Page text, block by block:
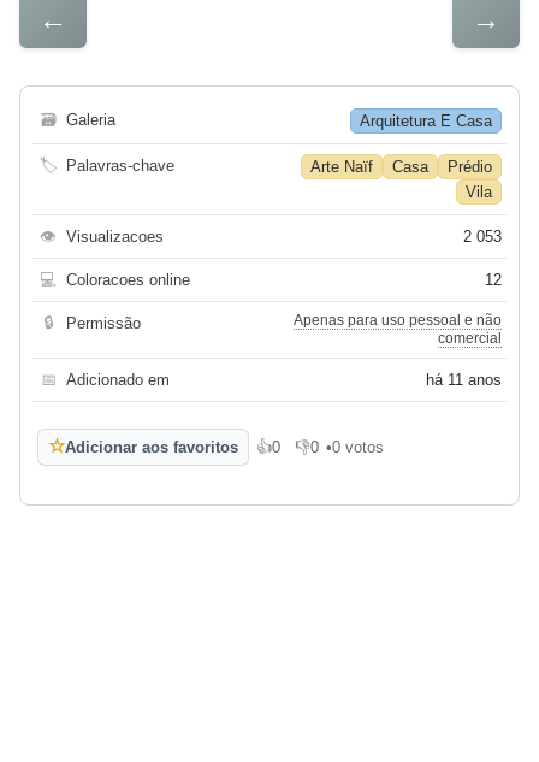
← →
🗃 Galeria Arquitetura E Casa
🏷 Palavras-chave Arte Naïf Casa
Prédio
Vila
👁 Visualizacoes 2 053
💻 Coloracoes online 12
🔒 Permissão
Apenas para uso pessoal e não
comercial
📅 Adicionado em há 11 anos
☆Adicionar aos favoritos 👍0
Gosto 👎0
Não gosto
•0 votos